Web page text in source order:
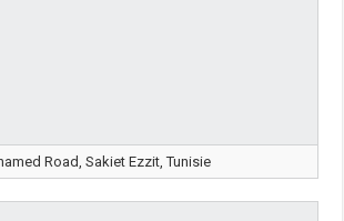
Road, Sakiet Ezzit, Tunisie